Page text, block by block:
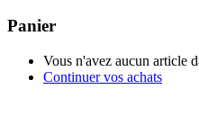
Panier
Vous n'avez aucun article
Continuer vos achats